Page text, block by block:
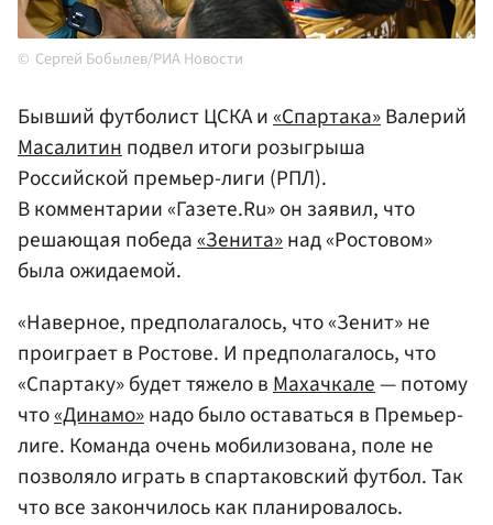
Сергей Бобылев/РИА Новости
Бывший футболист ЦСКА и«Спартака»Валерий
Масалитинподвел итоги розыгрыша
Российской премьер-лиги (РПЛ).
В комментарии «Газете.Ru» он заявил, что
решающая победа«Зенита»над «Ростовом»
была ожидаемой.
«Наверное, предполагалось, что «Зенит» не
проиграет в Ростове. И предполагалось, что
«Спартаку» будет тяжело вМахачкале— потому
что«Динамо»надо было оставаться в Премьер-
лиге. Команда очень мобилизована, поле не
позволяло играть в спартаковский футбол. Так
что все закончилось как планировалось.